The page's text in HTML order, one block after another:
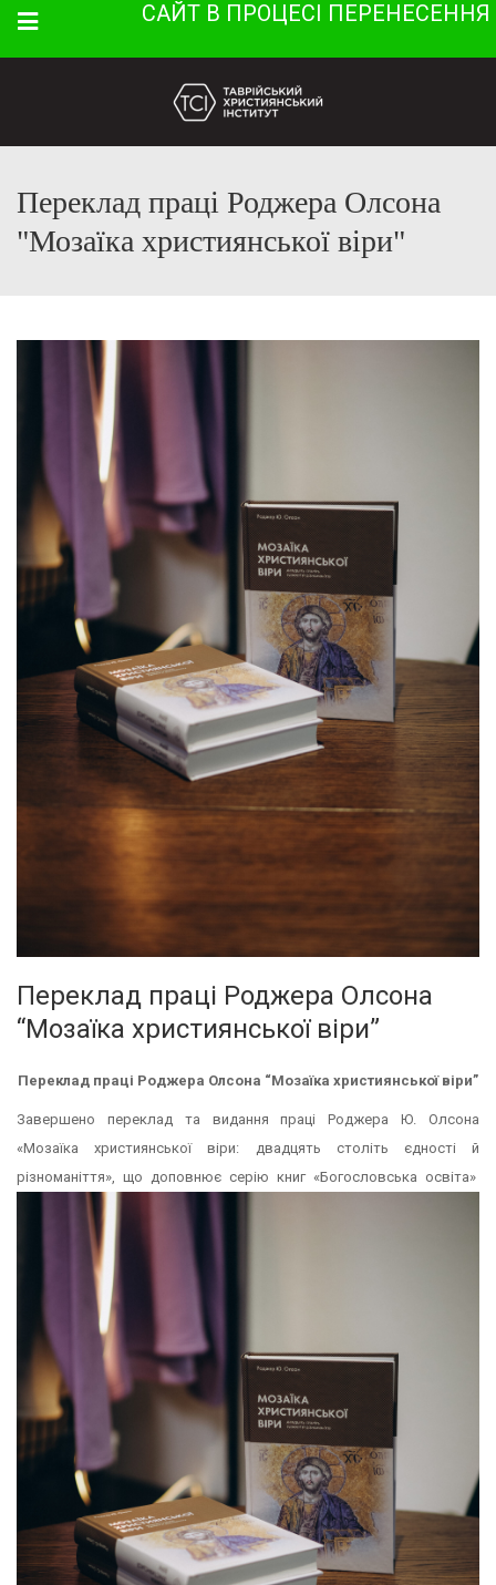
Menu САЙТ В ПРОЦЕСІ ПЕРЕНЕСЕННЯ
Переклад праці Роджера Олсона
"Мозаїка християнської віри"
Переклад праці Роджера Олсона
“Мозаїка християнської віри”
Переклад праці Роджера Олсона “Мозаїка християнської віри”
Завершено переклад та видання праці Роджера Ю. Олсона
«Мозаїка християнської віри: двадцять століть єдності й
різноманіття», що доповнює серію книг «Богословська освіта»